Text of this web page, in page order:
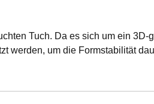
Tuch. Da es sich um ein 3D-
werden, um die Formstabilität